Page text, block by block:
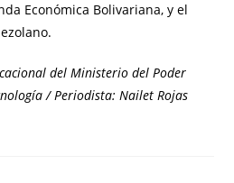
Económica Bolivariana, y el
del Ministerio del Poder
/ Periodista: Nailet Rojas